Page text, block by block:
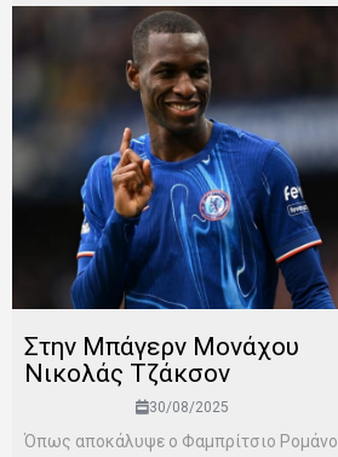
Στην Μπάγερν Μονάχου
Νικολάς Τζάκσον
30/08/2025
Όπως αποκάλυψε ο Φαμπρίτσιο Ρομάνο